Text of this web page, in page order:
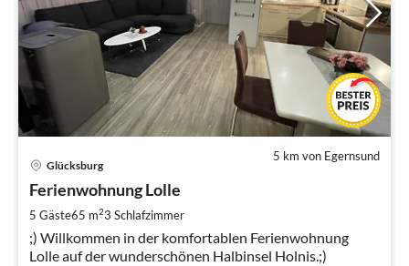
5 km von Egernsund
Glücksburg
Ferienwohnung Lolle
5 Gäste65 m23 Schlafzimmer
;) Willkommen in der komfortablen Ferienwohnung
Lolle auf der wunderschönen Halbinsel Holnis.;)